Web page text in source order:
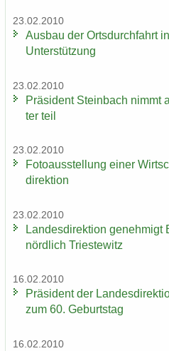
23.02.2010
Aus­bau der Orts­durch­fahrt
Un­ter­stüt­zung
23.02.2010
Prä­si­dent Stein­bach nimmt
ter teil
23.02.2010
Fo­to­aus­stel­lung einer
di­rek­ti­on
23.02.2010
Lan­des­di­rek­ti­on ge­neh­migt
nörd­lich Tri­es­te­witz
16.02.2010
Prä­si­dent der
zum 60. Ge­burts­tag
16.02.2010